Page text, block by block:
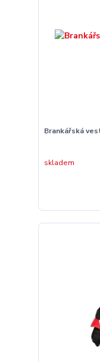
Brankářská
skladem